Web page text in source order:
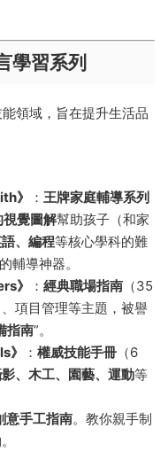
學習系列
領域，旨在提升生活品
》
： 王牌家庭輔導系列
覺圖解幫助孩子（和家
、編程等核心學科的難
輔導神器。
》
： 經典職場指南 （35
項目管理等主題，被譽
指南”。
》
： 權威技能手冊 （6
、木工、園藝、運動等
意手工指南。教你親手制